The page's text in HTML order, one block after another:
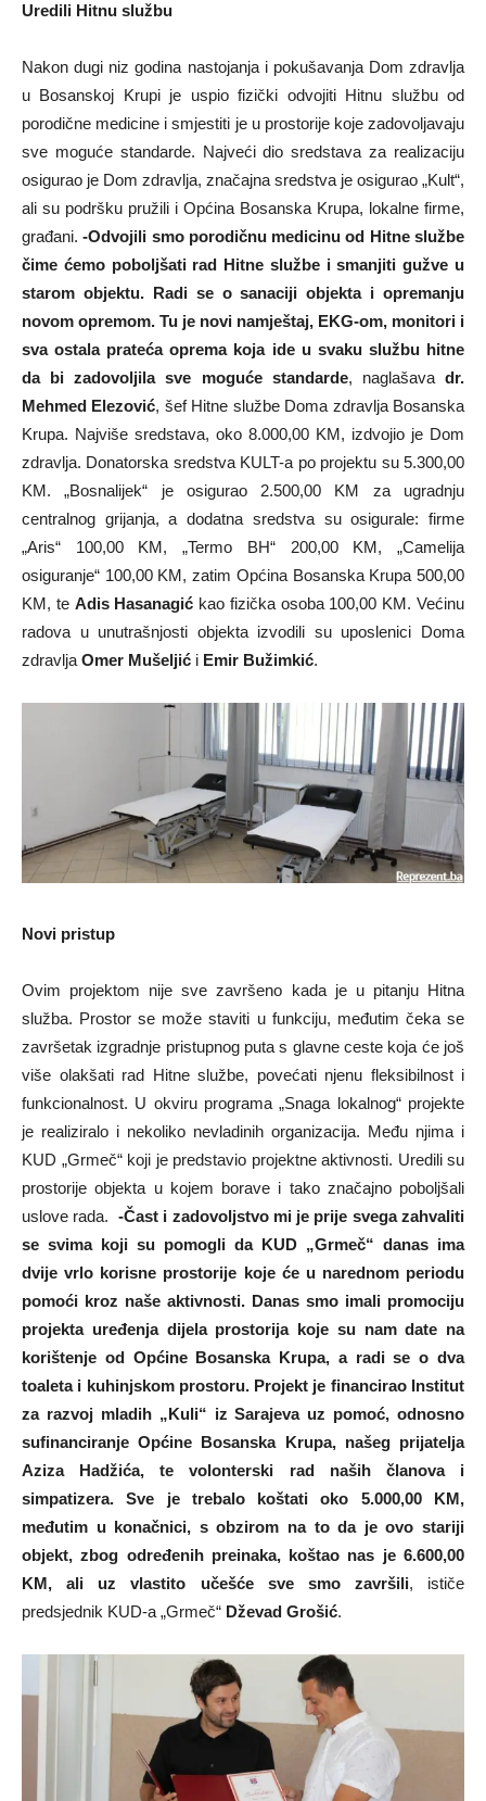
Uredili Hitnu službu
Nakon dugi niz godina nastojanja i pokušavanja Dom zdravlja
u Bosanskoj Krupi je uspio fizički odvojiti Hitnu službu od
porodične medicine i smjestiti je u prostorije koje zadovoljavaju
sve moguće standarde. Najveći dio sredstava za realizaciju
osigurao je Dom zdravlja, značajna sredstva je osigurao „Kult“,
ali su podršku pružili i Općina Bosanska Krupa, lokalne firme,
građani.-Odvojili smo porodičnu medicinu od Hitne službe
čime ćemo poboljšati rad Hitne službe i smanjiti gužve u
starom objektu. Radi se o sanaciji objekta i opremanju
novom opremom. Tu je novi namještaj, EKG-om, monitori i
sva ostala prateća oprema koja ide u svaku službu hitne
da bi zadovoljila sve moguće standarde, naglašavadr.
Mehmed Elezović, šef Hitne službe Doma zdravlja Bosanska
Krupa. Najviše sredstava, oko 8.000,00 KM, izdvojio je Dom
zdravlja. Donatorska sredstva KULT-a po projektu su 5.300,00
KM. „Bosnalijek“ je osigurao 2.500,00 KM za ugradnju
centralnog grijanja, a dodatna sredstva su osigurale: firme
„Aris“ 100,00 KM, „Termo BH“ 200,00 KM, „Camelija
osiguranje“ 100,00 KM, zatim Općina Bosanska Krupa 500,00
KM, te Adis Hasanagić kao fizička osoba 100,00 KM. Većinu
radova u unutrašnjosti objekta izvodili su uposlenici Doma
zdravlja Omer Mušeljić i Emir Bužimkić.
Novi pristup
Ovim projektom nije sve završeno kada je u pitanju Hitna
služba. Prostor se može staviti u funkciju, međutim čeka se
završetak izgradnje pristupnog puta s glavne ceste koja će još
više olakšati rad Hitne službe, povećati njenu fleksibilnost i
funkcionalnost. U okviru programa „Snaga lokalnog“ projekte
je realiziralo i nekoliko nevladinih organizacija. Među njima i
KUD „Grmeč“ koji je predstavio projektne aktivnosti. Uredili su
prostorije objekta u kojem borave i tako značajno poboljšali
uslove rada. -Čast i zadovoljstvo mi je prije svega zahvaliti
se svima koji su pomogli da KUD „Grmeč“ danas ima
dvije vrlo korisne prostorije koje će u narednom periodu
pomoći kroz naše aktivnosti. Danas smo imali promociju
projekta uređenja dijela prostorija koje su nam date na
korištenje od Općine Bosanska Krupa, a radi se o dva
toaleta i kuhinjskom prostoru. Projekt je financirao Institut
za razvoj mladih „Kuli“ iz Sarajeva uz pomoć, odnosno
sufinanciranje Općine Bosanska Krupa, našeg prijatelja
Aziza Hadžića, te volonterski rad naših članova i
simpatizera. Sve je trebalo koštati oko 5.000,00 KM,
međutim u konačnici, s obzirom na to da je ovo stariji
objekt, zbog određenih preinaka, koštao nas je 6.600,00
KM, ali uz vlastito učešće sve smo završili, ističe
predsjednik KUD-a „Grmeč“ Dževad Grošić.